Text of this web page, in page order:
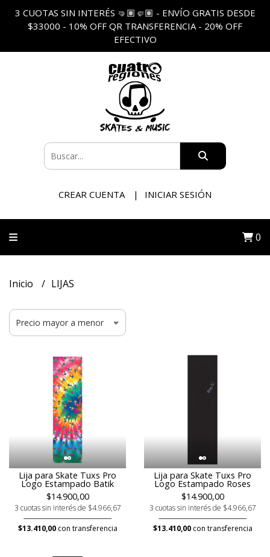
3 CUOTAS SIN INTERÉS 🤜🏽🤛🏽 - ENVÍO GRATIS DESDE
$33000 - 10% OFF QR TRANSFERENCIA - 20% OFF
EFECTIVO
CREAR CUENTA INICIAR SESIÓN
0
Inicio LIJAS
Lija para Skate Tuxs Pro
Logo Estampado Batik
$14.900,00
3 cuotas sin interés de $4.966,67
$13.410,00con transferencia
Lija para Skate Tuxs Pro
Logo Estampado Roses
$14.900,00
3 cuotas sin interés de $4.966,67
$13.410,00con transferencia